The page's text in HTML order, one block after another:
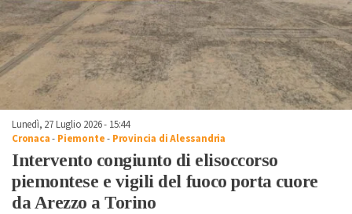
Lunedì, 27 Luglio 2026 - 15:44
Cronaca- Piemonte- Provincia di Alessandria
Intervento congiunto di elisoccorso
piemontese e vigili del fuoco porta cuore
da Arezzo a Torino